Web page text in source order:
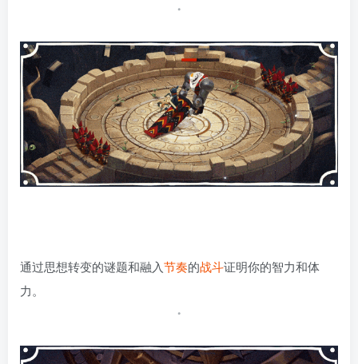
通过思想转变的谜题和融入节奏的战斗证明你的智力和体
力。